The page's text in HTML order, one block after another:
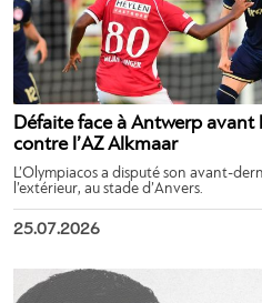
Défaite face à Antwerp
contre l’AZ Alkmaar
L’Olympiacos a disputé son avant-
l’extérieur, au stade d’Anvers.
25.07.2026